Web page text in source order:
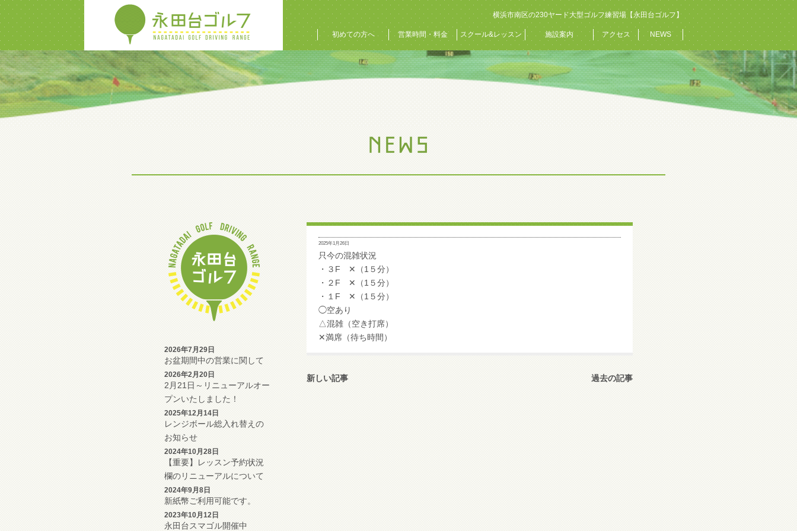
横浜市南区の230ヤード大型ゴルフ練習場【永田台ゴルフ】
初めての方へ 営業時間・料金 スクール&レッスン 施設案内 アクセス NEWS
2026年7月29日
お盆期間中の営業に関して
2026年2月20日
2月21日～リニューアルオー
プンいたしました！
2025年12月14日
レンジボール総入れ替えの
お知らせ
2024年10月28日
【重要】レッスン予約状況
欄のリニューアルについて
2024年9月8日
新紙幣ご利用可能です。
2023年10月12日
永田台スマゴル開催中
2025年1月26日
只今の混雑状況
・３F ✕（1５分）
・２F ✕（1５分）
・１F ✕（1５分）
◯空あり
△混雑（空き打席）
✕満席（待ち時間）
新しい記事 過去の記事